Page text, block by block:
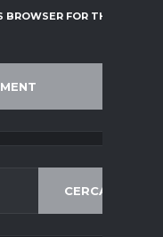
FOR THE
CERCA